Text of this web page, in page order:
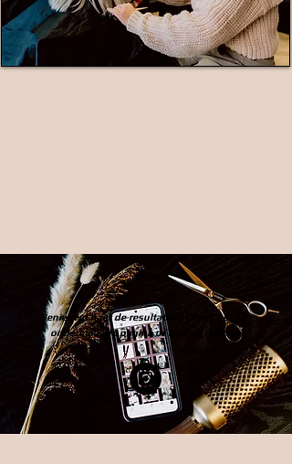
Benieuwd naar de resultaten? Check het op
onderstaande pagina of lees de reviews